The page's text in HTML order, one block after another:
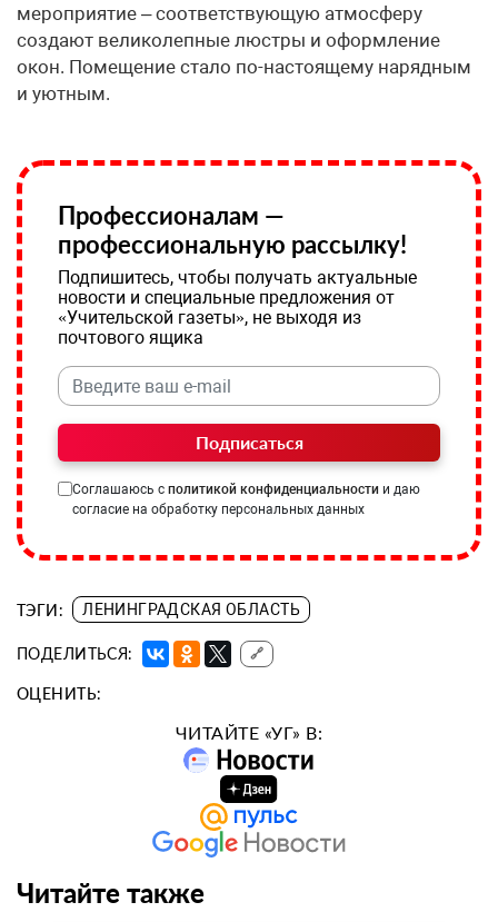
мероприятие – соответствующую атмосферу
создают великолепные люстры и оформление
окон. Помещение стало по-настоящему нарядным
и уютным.
Профессионалам —
профессиональную рассылку!
Подпишитесь, чтобы получать актуальные
новости и специальные предложения от
«Учительской газеты», не выходя из
почтового ящика
Подписаться
Соглашаюсь с политикой конфиденциальности и даю
согласие на обработку персональных данных
ТЭГИ: ЛЕНИНГРАДСКАЯ ОБЛАСТЬ
ПОДЕЛИТЬСЯ: 🔗
ОЦЕНИТЬ:
ЧИТАЙТЕ «УГ» В:
Читайте также